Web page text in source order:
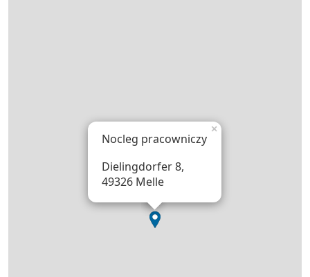
Nocleg pracowniczy
Dielingdorfer 8,
49326 Melle
×